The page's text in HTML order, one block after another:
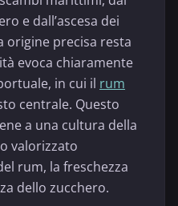
e dall’ascesa dei
origine precisa resta
evoca chiaramente
in cui il rum
centrale. Questo
a una cultura della
valorizzato
rum, la freschezza
dello zucchero.